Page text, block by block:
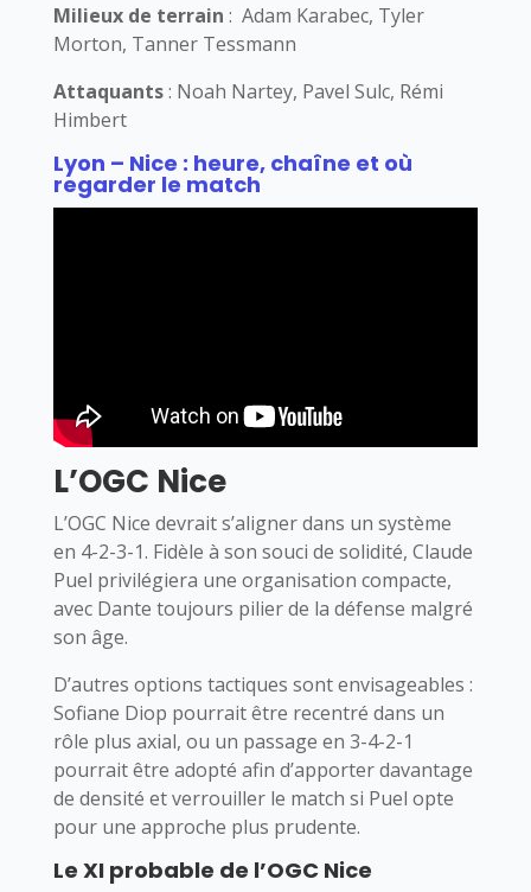
Milieux de terrain : Adam Karabec, Tyler
Morton, Tanner Tessmann
Attaquants: Noah Nartey, Pavel Sulc, Rémi
Himbert
Lyon – Nice : heure, chaîne et où
regarder le match
L’OGC Nice
L’OGC Nice devrait s’aligner dans un système
en 4-2-3-1. Fidèle à son souci de solidité, Claude
Puel privilégiera une organisation compacte,
avec Dante toujours pilier de la défense malgré
son âge.
D’autres options tactiques sont envisageables :
Sofiane Diop pourrait être recentré dans un
rôle plus axial, ou un passage en 3-4-2-1
pourrait être adopté afin d’apporter davantage
de densité et verrouiller le match si Puel opte
pour une approche plus prudente.
Le XI probable de l’OGC Nice